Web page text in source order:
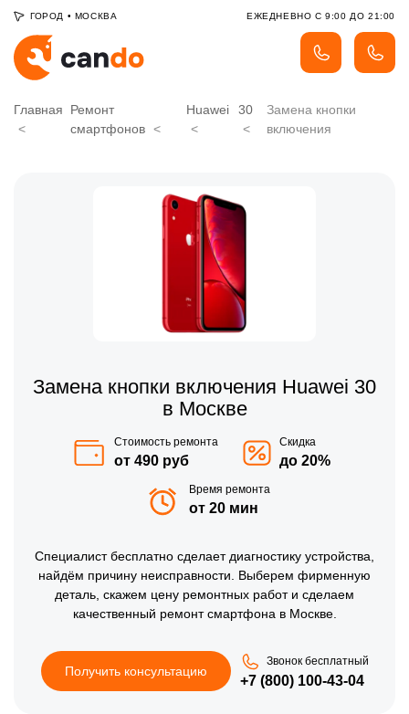
ГОРОД • МОСКВА ЕЖЕДНЕВНО С 9:00 ДО 21:00
Главная
Ремонт
смартфонов
Huawei 30
Замена кнопки
включения
Замена кнопки включения Huawei 30
в Москве
Стоимость ремонта
от 490 руб
Скидка
до 20%
Время ремонта
от 20 мин
Специалист бесплатно сделает диагностику устройства,
найдём причину неисправности. Выберем фирменную
деталь, скажем цену ремонтных работ и сделаем
качественный ремонт смартфона в Москве.
Получить консультацию
Звонок бесплатный
+7 (800) 100-43-04